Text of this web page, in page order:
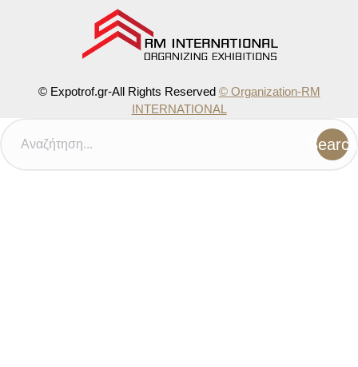
© Expotrof.gr-All Rights Reserved © Organization-RM
INTERNATIONAL
Search